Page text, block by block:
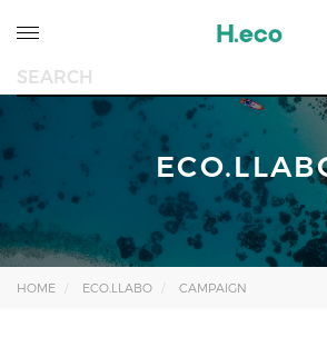
HOME ECO.LLABO CAMPAIGN